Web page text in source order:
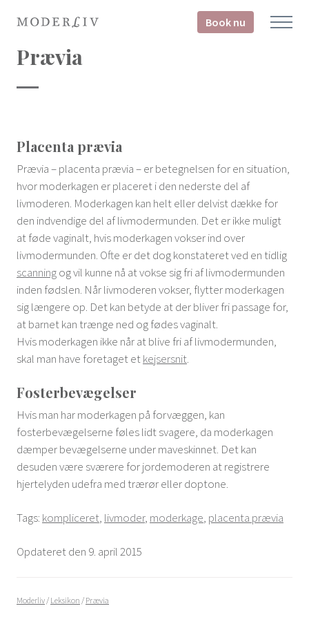
Book nu
Prævia
Placenta prævia
Prævia – placenta prævia – er betegnelsen for en situation,
hvor moderkagen er placeret i den nederste del af
livmoderen. Moderkagen kan helt eller delvist dække for
den indvendige del af livmodermunden. Det er ikke muligt
at føde vaginalt, hvis moderkagen vokser ind over
livmodermunden. Ofte er det dog konstateret ved en tidlig
scanningog vil kunne nå at vokse sig fri af livmodermunden
inden fødslen. Når livmoderen vokser, flytter moderkagen
sig længere op. Det kan betyde at der bliver fri passage for,
at barnet kan trænge ned og fødes vaginalt.
Hvis moderkagen ikke når at blive fri af livmodermunden,
skal man have foretaget etkejsersnit.
Fosterbevægelser
Hvis man har moderkagen på forvæggen, kan
fosterbevægelserne føles lidt svagere, da moderkagen
dæmper bevægelserne under maveskinnet. Det kan
desuden være sværere for jordemoderen at registrere
hjertelyden udefra med trærør eller doptone.
Tags: kompliceret, livmoder, moderkage, placenta prævia
Opdateret den 9. april 2015
Moderliv/ Leksikon / Prævia